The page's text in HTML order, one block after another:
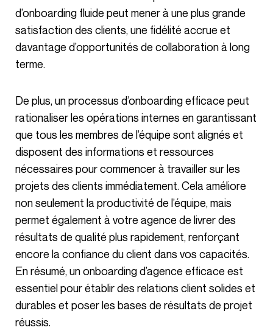
d’onboarding fluide peut mener à une plus grande
satisfaction des clients, une fidélité accrue et
davantage d’opportunités de collaboration à long
terme.
De plus, un processus d’onboarding efficace peut
rationaliser les opérations internes en garantissant
que tous les membres de l’équipe sont alignés et
disposent des informations et ressources
nécessaires pour commencer à travailler sur les
projets des clients immédiatement. Cela améliore
non seulement la productivité de l’équipe, mais
permet également à votre agence de livrer des
résultats de qualité plus rapidement, renforçant
encore la confiance du client dans vos capacités.
En résumé, un onboarding d’agence efficace est
essentiel pour établir des relations client solides et
durables et poser les bases de résultats de projet
réussis.